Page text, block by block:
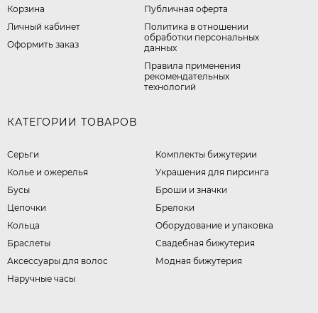
Корзина
Личный кабинет
Оформить заказ
Публичная оферта
​Политика в отношении
обработки персональных
данных
Правила применения
рекомендательных
технологий
КАТЕГОРИИ ТОВАРОВ
Серьги
Колье и ожерелья
Бусы
Цепочки
Кольца
Браслеты
Аксессуары для волос
Наручные часы
Комплекты бижутерии
Украшения для пирсинга
Броши и значки
Брелоки
Оборудование и упаковка
Свадебная бижутерия
Модная бижутерия